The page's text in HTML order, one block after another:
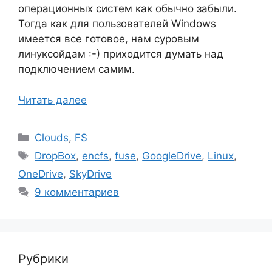
операционных систем как обычно забыли.
Тогда как для пользователей Windows
имеется все готовое, нам суровым
линуксойдам :-) приходится думать над
подключением самим.
Читать далее
Рубрики
Clouds, FS
Метки
DropBox, encfs,fuse, GoogleDrive, Linux,
OneDrive, SkyDrive
9 комментариев
Рубрики